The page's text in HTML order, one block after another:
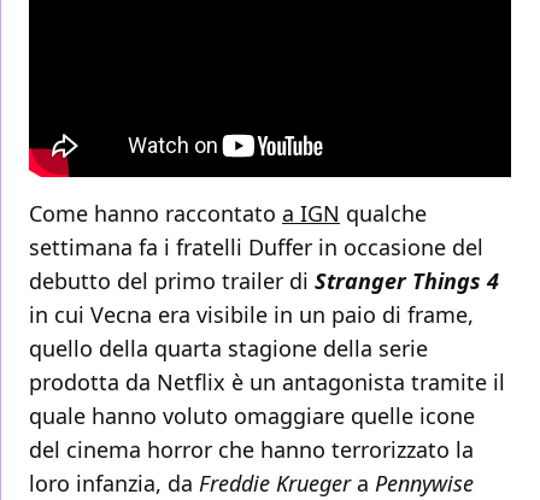
Come hanno raccontato a IGN qualche
settimana fa i fratelli Duffer in occasione del
debutto del primo trailer di Stranger Things 4
in cui Vecna era visibile in un paio di frame,
quello della quarta stagione della serie
prodotta da Netflix è un antagonista tramite il
quale hanno voluto omaggiare quelle icone
del cinema horror che hanno terrorizzato la
loro infanzia, da Freddie Kruegera Pennywise